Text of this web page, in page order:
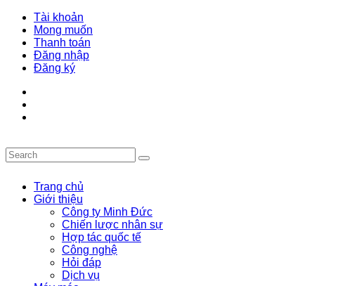
Tài khoản
Mong muốn
Thanh toán
Đăng nhập
Đăng ký
Trang chủ
Giới thiệu
Công ty Minh Đức
Chiến lược nhân sự
Hợp tác quốc tế
Công nghệ
Hỏi đáp
Dịch vụ